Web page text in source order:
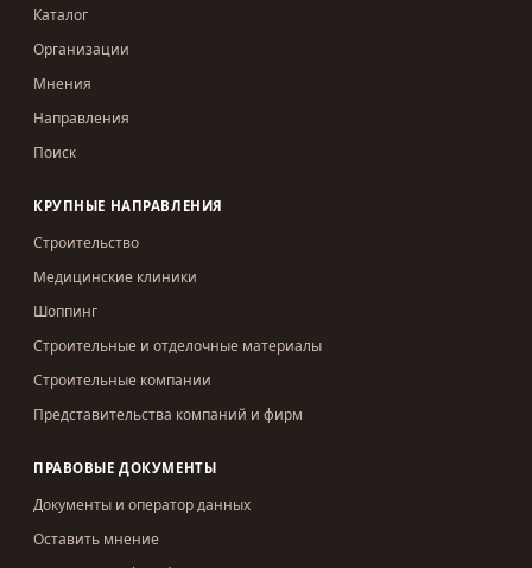
Каталог
Организации
Мнения
Направления
Поиск
КРУПНЫЕ НАПРАВЛЕНИЯ
Строительство
Медицинские клиники
Шоппинг
Строительные и отделочные материалы
Строительные компании
Представительства компаний и фирм
ПРАВОВЫЕ ДОКУМЕНТЫ
Документы и оператор данных
Оставить мнение